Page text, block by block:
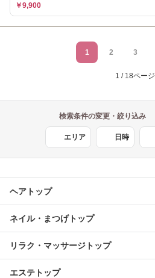
￥9,900
1 2 3
1 / 18ページ
検索条件の変更・絞り込み
エリア 日時
ヘアトップ
ネイル・まつげトップ
リラク・マッサージトップ
エステトップ